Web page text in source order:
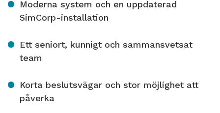
Moderna system och en uppdaterad
SimCorp-installation
Ett seniort, kunnigt och sammansvetsat
team
Korta beslutsvägar och stor möjlighet att
påverka